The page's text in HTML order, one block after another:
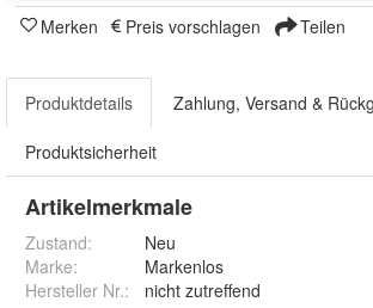
Merken Preis vorschlagen Teilen
Produktdetails Zahlung, Versand &
Produktsicherheit
Artikelmerkmale
Zustand:
Neu
Marke:
Markenlos
Hersteller Nr.:
nicht zutreffend